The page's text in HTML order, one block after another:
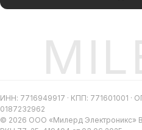
ИНН: 7716949917 · КПП: 771601001 ·
0187232962
© 2026 ООО «Милерд Электроникс»